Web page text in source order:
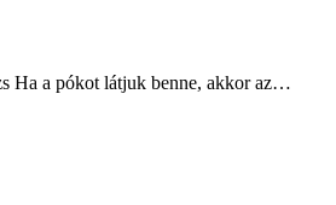
Ha a pókot látjuk benne, akkor az…